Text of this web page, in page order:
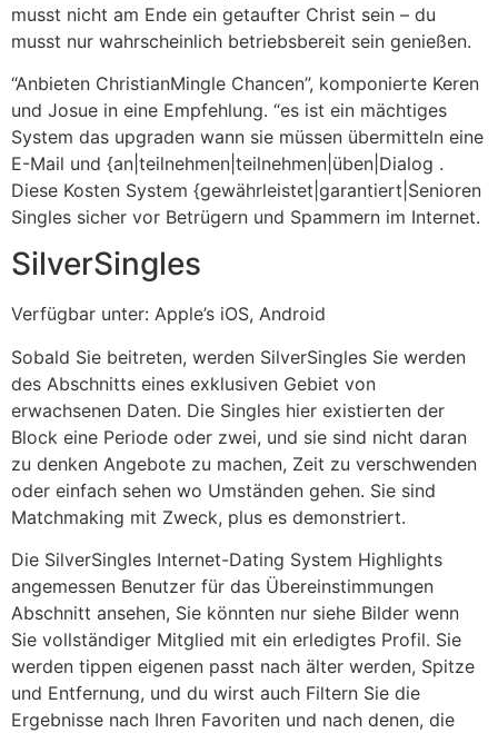
musst nicht am Ende ein getaufter Christ sein – du
musst nur wahrscheinlich betriebsbereit sein genießen.
“Anbieten ChristianMingle Chancen”, komponierte Keren
und Josue in eine Empfehlung. “es ist ein mächtiges
System das upgraden wann sie müssen übermitteln eine
E-Mail und {an|teilnehmen|teilnehmen|üben|Dialog .
Diese Kosten System {gewährleistet|garantiert|Senioren
Singles sicher vor Betrügern und Spammern im Internet.
SilverSingles
Verfügbar unter: Apple’s iOS, Android
Sobald Sie beitreten, werden SilverSingles Sie werden
des Abschnitts eines exklusiven Gebiet von
erwachsenen Daten. Die Singles hier existierten der
Block eine Periode oder zwei, und sie sind nicht daran
zu denken Angebote zu machen, Zeit zu verschwenden
oder einfach sehen wo Umständen gehen. Sie sind
Matchmaking mit Zweck, plus es demonstriert.
Die SilverSingles Internet-Dating System Highlights
angemessen Benutzer für das Übereinstimmungen
Abschnitt ansehen, Sie könnten nur siehe Bilder wenn
Sie vollständiger Mitglied mit ein erledigtes Profil. Sie
werden tippen eigenen passt nach älter werden, Spitze
und Entfernung, und du wirst auch Filtern Sie die
Ergebnisse nach Ihren Favoriten und nach denen, die